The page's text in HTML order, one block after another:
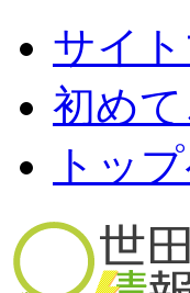
サイ
初め
トッ